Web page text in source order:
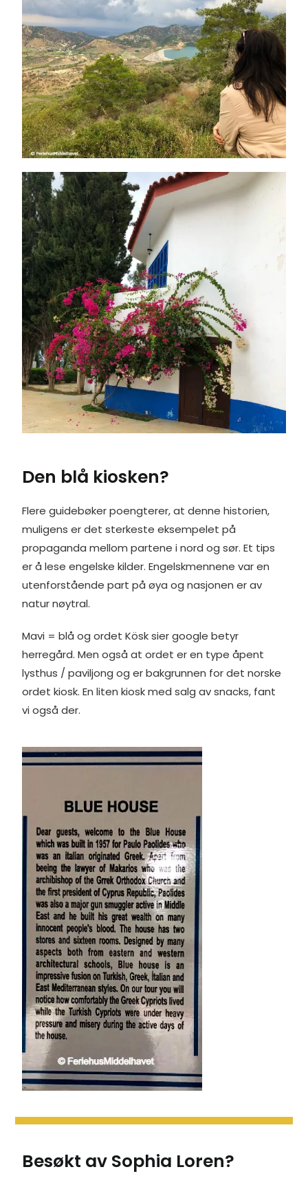
Den blå kiosken?
Flere guidebøker poengterer, at denne historien,
muligens er det sterkeste eksempelet på
propaganda mellom partene i nord og sør. Et tips
er å lese engelske kilder. Engelskmennene var en
utenforstående part på øya og nasjonen er av
natur nøytral.
Mavi = blå og ordet Kösk sier google betyr
herregård. Men også at ordet er en type åpent
lysthus / paviljong og er bakgrunnen for det norske
ordet kiosk. En liten kiosk med salg av snacks, fant
vi også der.
Besøkt av Sophia Loren?